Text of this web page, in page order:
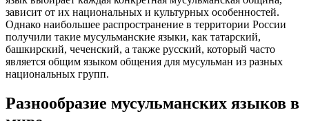
зависит от их национальных и культурных особенностей.
Однако наибольшее распространение в территории России
получили такие мусульманские языки, как татарский,
башкирский, чеченский, а также русский, который часто
является общим языком общения для мусульман из разных
национальных групп.
Разнообразие мусульманских языков в